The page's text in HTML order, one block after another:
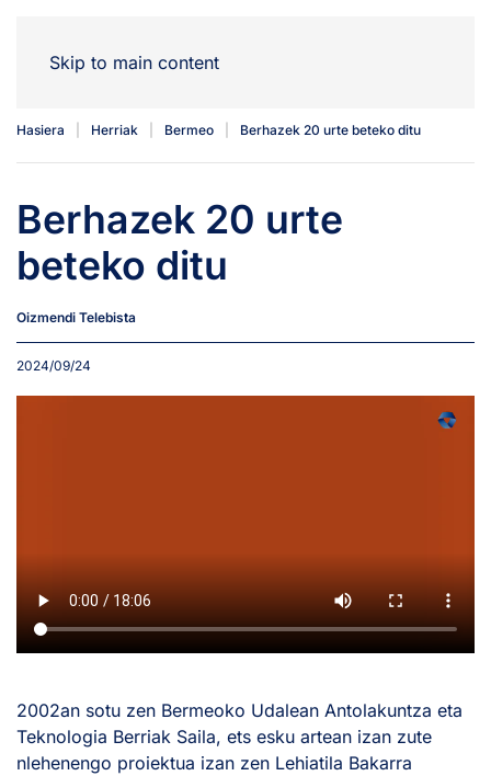
Skip to main content
Hasiera Herriak Bermeo Berhazek 20 urte beteko ditu
Berhazek 20 urte
beteko ditu
Oizmendi Telebista
2024/09/24
2002an sotu zen Bermeoko Udalean Antolakuntza eta
Teknologia Berriak Saila, ets esku artean izan zute
nlehenengo proiektua izan zen Lehiatila Bakarra